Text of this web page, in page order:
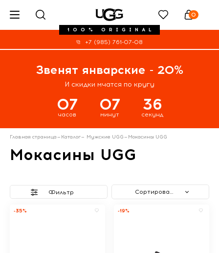
100% ORIGINAL
0
+7 (985) 761-07-08
Звенят январские - 20%
И скидки мчатся по кругу
07
часов
07
минут
36
секунд
Главная страница— Каталог— Мужские UGG— Мокасины UGG
Мокасины UGG
Фильтр Сортировать
-35% -19%